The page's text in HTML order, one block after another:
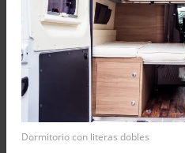
Dormitorio con literas dobles